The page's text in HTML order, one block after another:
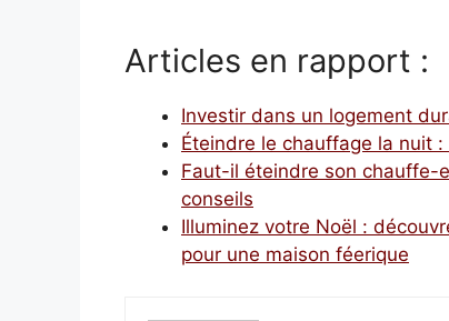
Articles en rapport :
Investir dans un logement
Éteindre le chauffage la nuit
Faut-il éteindre son chauffe-
conseils
Illuminez votre Noël :
pour une maison féerique